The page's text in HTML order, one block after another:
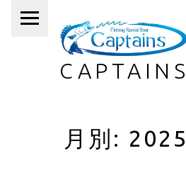
CAPTAINS
月別: